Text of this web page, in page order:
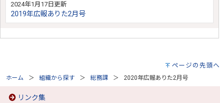
2024年1月17日更新
2019年広報ありた2月号
ページの先頭へ
ホーム 組織から探す 総務課 2020年広報ありた2月号
リンク集